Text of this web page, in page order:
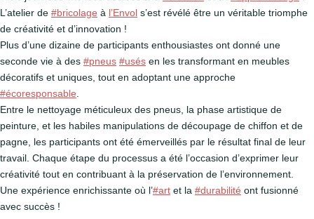
L’atelier de #bricolage à l’Envol s’est révélé être un véritable triomphe
de créativité et d’innovation !
Plus d’une dizaine de participants enthousiastes ont donné une
seconde vie à des #pneus #usés en les transformant en meubles
décoratifs et uniques, tout en adoptant une approche
#écoresponsable
Entre le nettoyage méticuleux des pneus, la phase artistique de
peinture, et les habiles manipulations de découpage de chiffon et de
pagne, les participants ont été émerveillés par le résultat final de leur
travail. Chaque étape du processus a été l’occasion d’exprimer leur
créativité tout en contribuant à la préservation de l’environnement.
Une expérience enrichissante où l’#art et la #durabilité ont fusionné
avec succès !